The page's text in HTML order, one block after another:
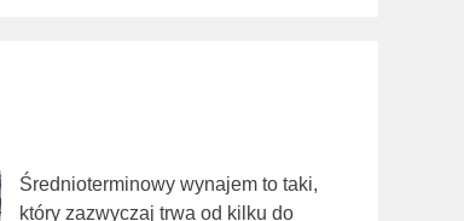
Średnioterminowy wynajem to taki,
który zazwyczaj trwa od kilku do